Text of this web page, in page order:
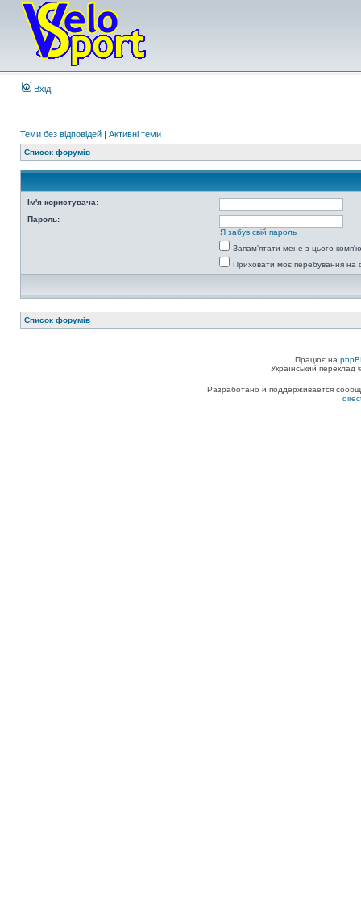
Вхід
Теми без відповідей | Активні теми
Список форумів
Ім'я користувача:
Пароль:
Я забув свій пароль
Запам'ятати мене з цього
Приховати моє перебування на
Список форумів
Працює на
Український
Разработано и поддерживается